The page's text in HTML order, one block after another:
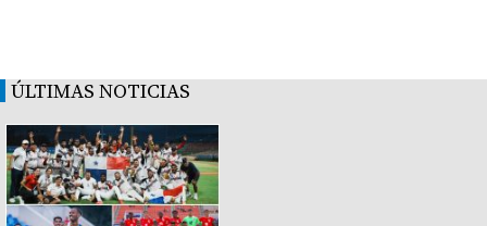
ÚLTIMAS NOTICIAS